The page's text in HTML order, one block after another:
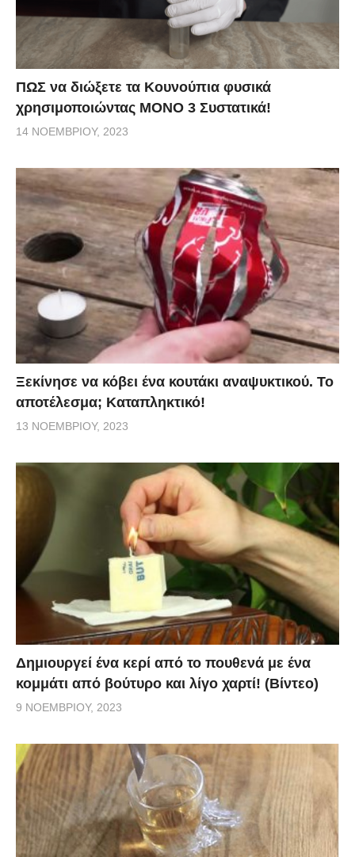
ΠΩΣ να διώξετε τα Κουνούπια φυσικά
χρησιμοποιώντας ΜΟΝΟ 3 Συστατικά!
14 ΝΟΕΜΒΡΊΟΥ, 2023
Ξεκίνησε να κόβει ένα κουτάκι αναψυκτικού. Το
αποτέλεσμα; Καταπληκτικό!
13 ΝΟΕΜΒΡΊΟΥ, 2023
Δημιουργεί ένα κερί από το πουθενά με ένα
κομμάτι από βούτυρο και λίγο χαρτί! (Βίντεο)
9 ΝΟΕΜΒΡΊΟΥ, 2023